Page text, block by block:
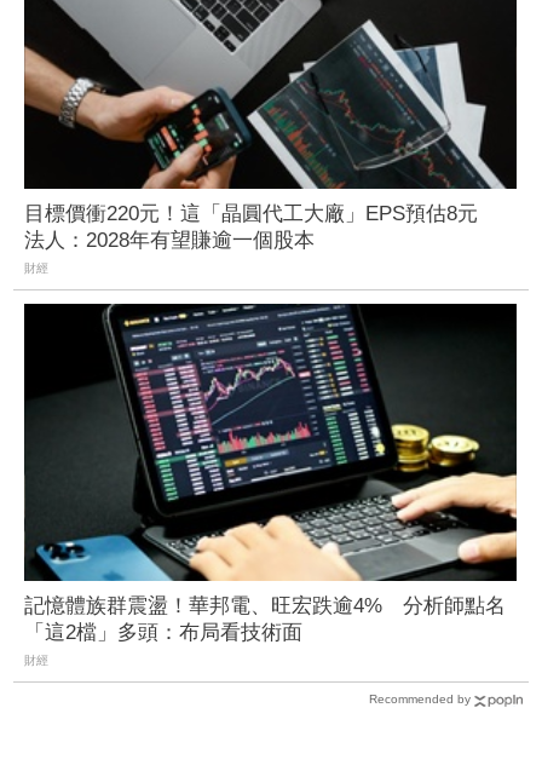
目標價衝220元！這「晶圓代工大廠」EPS預估8元
法人：2028年有望賺逾一個股本
財經
記憶體族群震盪！華邦電、旺宏跌逾4% 分析師點名
「這2檔」多頭：布局看技術面
財經
Recommended by